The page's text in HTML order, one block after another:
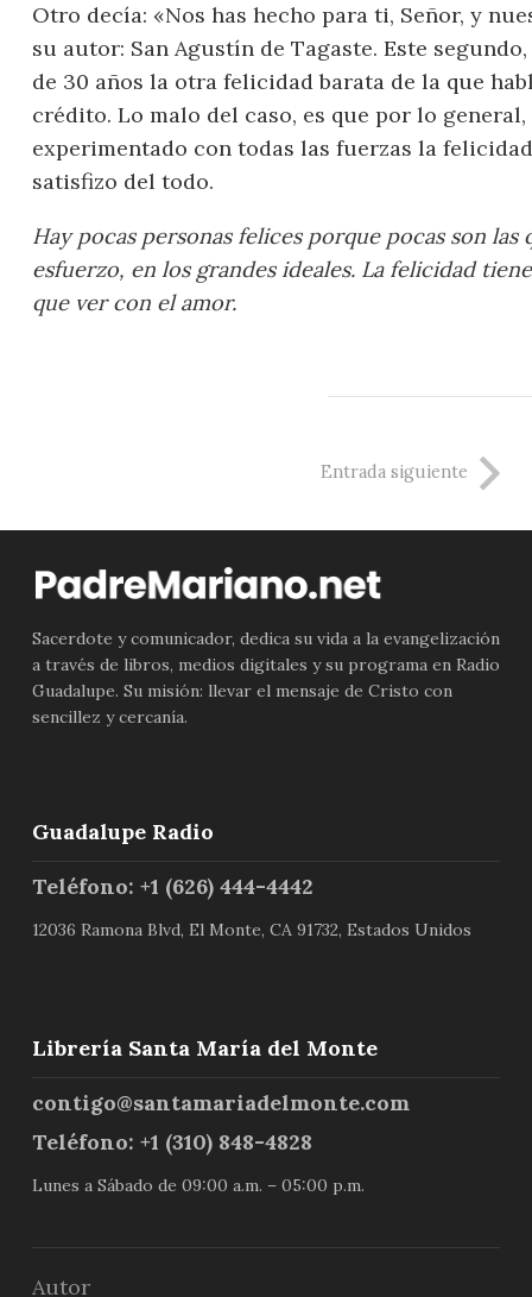
Otro decía: «Nos has hecho para ti, Señor, y
su autor: San Agustín de Tagaste. Este
de 30 años la otra felicidad barata de la que
crédito. Lo malo del caso, es que por lo
experimentado con todas las fuerzas la
satisfizo del todo.
Hay pocas personas felices porque pocas son
esfuerzo, en los grandes ideales. La felicidad
que ver con el amor.
Entrada siguiente
Sacerdote y comunicador, dedica su vida a la evangelización
a través de libros, medios digitales y su programa en Radio
Guadalupe. Su misión: llevar el mensaje de Cristo con
sencillez y cercanía.
Guadalupe Radio
Teléfono: +1 (626) 444-4442
12036 Ramona Blvd, El Monte, CA 91732, Estados Unidos
Librería Santa María del Monte
contigo@santamariadelmonte.com
Teléfono: +1 (310) 848-4828
Lunes a Sábado de 09:00 a.m. – 05:00 p.m.
Autor